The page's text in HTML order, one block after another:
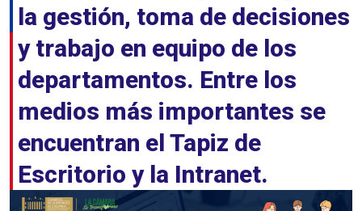
la gestión, toma de decisiones
y trabajo en equipo de los
departamentos. Entre los
medios más importantes se
encuentran el Tapiz de
Escritorio y la Intranet.